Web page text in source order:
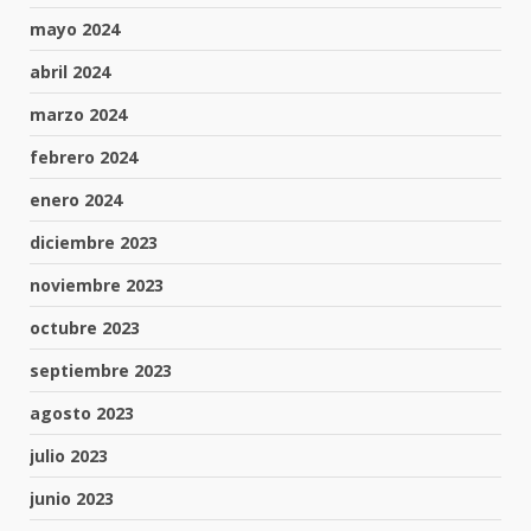
mayo 2024
abril 2024
marzo 2024
febrero 2024
enero 2024
diciembre 2023
noviembre 2023
octubre 2023
septiembre 2023
agosto 2023
julio 2023
junio 2023